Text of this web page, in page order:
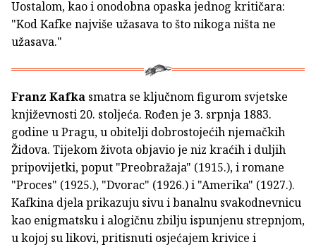
Uostalom, kao i onodobna opaska jednog kritičara:
"Kod Kafke najviše užasava to što nikoga ništa ne
užasava."
Franz Kafka smatra se ključnom figurom svjetske
književnosti 20. stoljeća. Rođen je 3. srpnja 1883.
godine u Pragu, u obitelji dobrostojećih njemačkih
Židova. Tijekom života objavio je niz kraćih i duljih
pripovijetki, poput "Preobražaja" (1915.), i romane
"Proces" (1925.), "Dvorac" (1926.) i "Amerika" (1927.).
Kafkina djela prikazuju sivu i banalnu svakodnevnicu
kao enigmatsku i alogičnu zbilju ispunjenu strepnjom,
u kojoj su likovi, pritisnuti osjećajem krivice i